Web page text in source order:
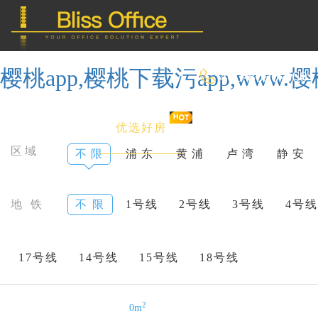
樱桃app,樱桃下载污app,www.
400-8090-660
优选好房
区域 不 限 浦 东 黄 浦 卢 湾 静 安
地 铁 不 限 1号线 2号线 3号线 4号线
17号线 14号线 15号线 18号线
0m2